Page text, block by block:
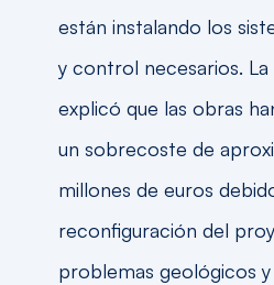
están instalando los
y control necesarios.
explicó que las obras
un sobrecoste de
millones de euros
reconfiguración del
problemas geológicos